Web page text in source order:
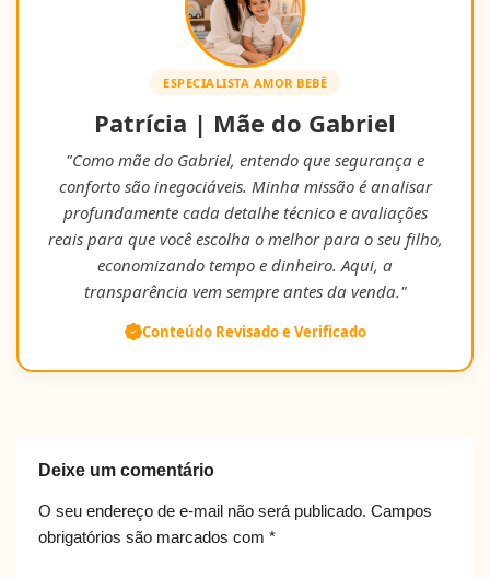
ESPECIALISTA AMOR BEBÊ
Patrícia | Mãe do Gabriel
"Como mãe do Gabriel, entendo que segurança e
conforto são inegociáveis. Minha missão é analisar
profundamente cada detalhe técnico e avaliações
reais para que você escolha o melhor para o seu filho,
economizando tempo e dinheiro. Aqui, a
transparência vem sempre antes da venda."
Conteúdo Revisado e Verificado
Deixe um comentário
O seu endereço de e-mail não será publicado. Campos
obrigatórios são marcados com *